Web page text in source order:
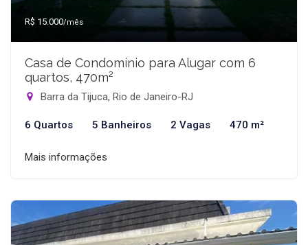
R$ 15.000/mês
Casa de Condomínio para Alugar com 6
quartos, 470m²
Barra da Tijuca, Rio de Janeiro-RJ
6 Quartos 5 Banheiros 2 Vagas 470 m²
Mais informações